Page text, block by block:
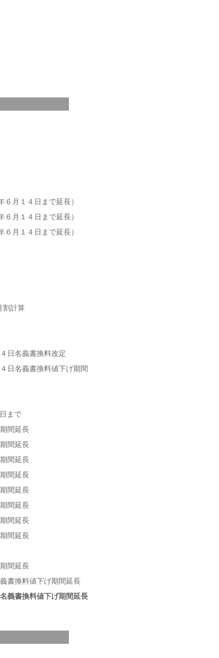
６月１４日まで延長）
６月１４日まで延長）
６月１４日まで延長）
割計算
日名義書換料改定
日名義書換料値下げ期間
まで
期間延長
期間延長
期間延長
間延長
間延長
間延長
間延長
間延長
間延長
書換料値下げ期間延長
義書換料値下げ期間延長